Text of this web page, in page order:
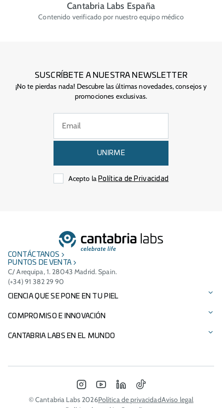
Cantabria Labs España
Contenido verificado por nuestro equipo médico
SUSCRÍBETE A NUESTRA NEWSLETTER
¡No te pierdas nada! Descubre las últimas novedades, consejos y
promociones exclusivas.
UNIRME
Acepto laPolítica de Privacidad
CONTÁCTANOS
PUNTOS DE VENTA
C/ Arequipa, 1. 28043 Madrid. Spain.
(+34) 91 382 29 90
CIENCIA QUE SE PONE EN TU PIEL
Protección solar
Cuidado facial
Nuestras marcas
COMPROMISO E INNOVACIÓN
Tecnologías patentadas
Patrocinios
CANTABRIA LABS EN EL MUNDO
Portugal
INSTAGRAM
YOUTUBE
LINKEDIN
TIKTOK
© Cantabria Labs 2026Política de privacidadAviso legal